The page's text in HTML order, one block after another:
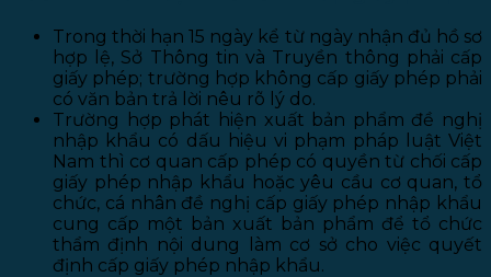
Trong thời hạn 15 ngày kể từ ngày nhận đủ hồ sơ
hợp lệ, Sở Thông tin và Truyền thông phải cấp
giấy phép; trường hợp không cấp giấy phép phải
có văn bản trả lời nêu rõ lý do.
Trường hợp phát hiện xuất bản phẩm đề nghị
nhập khẩu có dấu hiệu vi phạm pháp luật Việt
Nam thì cơ quan cấp phép có quyền từ chối cấp
giấy phép nhập khẩu hoặc yêu cầu cơ quan, tổ
chức, cá nhân đề nghị cấp giấy phép nhập khẩu
cung cấp một bản xuất bản phẩm để tổ chức
thẩm định nội dung làm cơ sở cho việc quyết
định cấp giấy phép nhập khẩu.